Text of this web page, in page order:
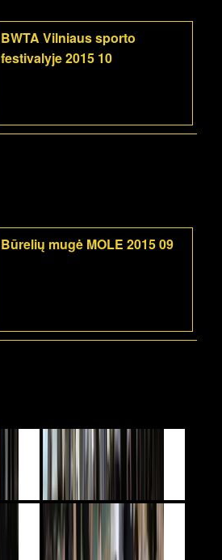
BWTA Vilniaus sporto
festivalyje 2015 10
Būrelių mugė MOLE 2015 09